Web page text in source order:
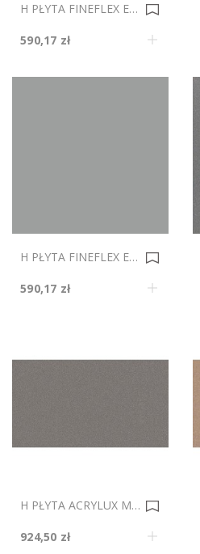
H PŁYTA FINEFLEX ECO MAT 3103 CREMA MAGNOLIA DS 2800x1300mm Gr.19 0035638
590,17 zł
H PŁYTA FINEFLEX ECO MAT 4100 PEARL GREY DS 2800x1300mm Gr.19 0035636
590,17 zł
H PŁYTA ACRYLUX MAT 8855/85387 ANTRACYT METALIK AFP DS 2800x1300mm Gr.19mm 0035601
924,50 zł